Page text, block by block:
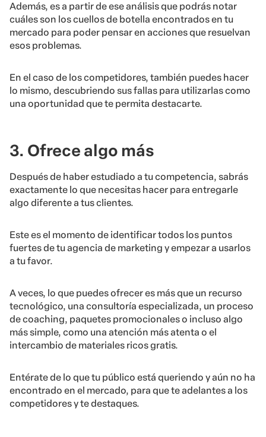
Además, es a partir de ese análisis que podrás notar
cuáles son los cuellos de botella encontrados en tu
mercado para poder pensar en acciones que resuelvan
esos problemas.
En el caso de los competidores, también puedes hacer
lo mismo, descubriendo sus fallas para utilizarlas como
una oportunidad que te permita destacarte.
3. Ofrece algo más
Después de haber estudiado a tu competencia, sabrás
exactamente lo que necesitas hacer para entregarle
algo diferente a tus clientes.
Este es el momento de identificar todos los puntos
fuertes de tu agencia de marketing y empezar a usarlos
a tu favor.
A veces, lo que puedes ofrecer es más que un recurso
tecnológico, una consultoría especializada, un proceso
de coaching, paquetes promocionales o incluso algo
más simple, como una atención más atenta o el
intercambio de materiales ricos gratis.
Entérate de lo que tu público está queriendo y aún no ha
encontrado en el mercado, para que te adelantes a los
competidores y te destaques.